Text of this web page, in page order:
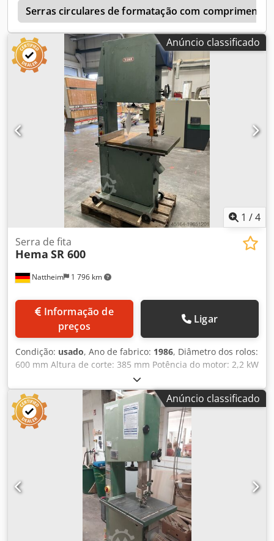
Serras circulares de formatação com comprimento
Anúncio classificado
1 /4
Nattheim 1 796 km
Serra de fita
Hema SR 600
preços
Ligar
Condição: usado, Ano de fabrico: 1986, Diâmetro dos rolos:
600 mm Altura de corte: 385 mm Potência do motor: 2,2 kW
Mesa inclinável Dimensões da mesa: 540 x 600 mm Altura
total: 2100 mm Peso: aprox. 260 kg Local de
armazenamento: Nattheim Dcjdpjw D Aybsfx Af Rek
Anúncio classificado